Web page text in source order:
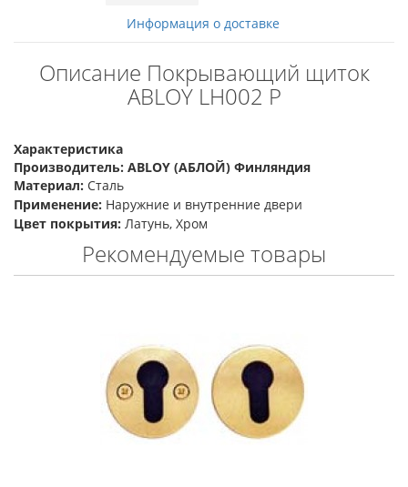
Информация о доставке
Описание Покрывающий щиток
ABLOY LH002 P
Характеристика
Производитель: ABLOY (АБЛОЙ) Финляндия
Материал: Сталь
Применение: Наружние и внутренние двери
Цвет покрытия: Латунь, Хром
Рекомендуемые товары